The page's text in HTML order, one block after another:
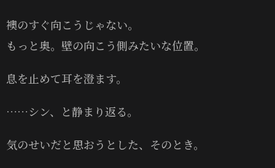
襖のすぐ向こうじゃない。
もっと奥。壁の向こう側みたいな位置。
息を止めて耳を澄ます。
……シン、と静まり返る。
気のせいだと思おうとした、そのとき。